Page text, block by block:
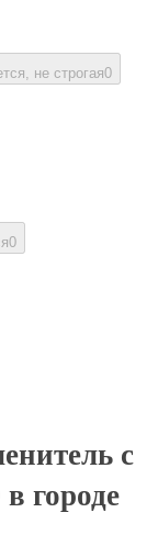
не строгая0
0
с
городе